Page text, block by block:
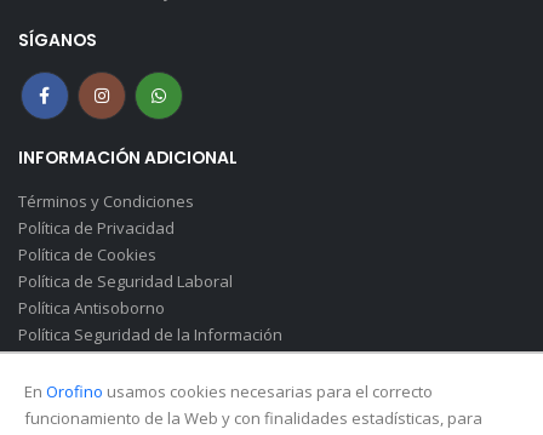
SÍGANOS
INFORMACIÓN ADICIONAL
Términos y Condiciones
Política de Privacidad
Política de Cookies
Política de Seguridad Laboral
Política Antisoborno
Política Seguridad de la Información
Canal de Denuncias(Soborno)
En Orofino usamos cookies necesarias para el correcto
funcionamiento de la Web y con finalidades estadísticas, para